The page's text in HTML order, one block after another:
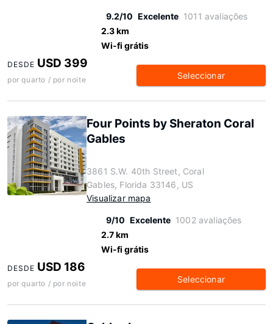
9.2/10 Excelente 1011 avaliações
2.3 km
Wi-fi grátis
DESDE USD 399
por quarto / por noite Seleccionar
Four Points by Sheraton Coral
Gables
3861 S.W. 40th Street, Coral
Gables, Florida 33146, US
Visualizar mapa
9/10 Excelente 1002 avaliações
2.7 km
Wi-fi grátis
DESDE USD 186
por quarto / por noite Seleccionar